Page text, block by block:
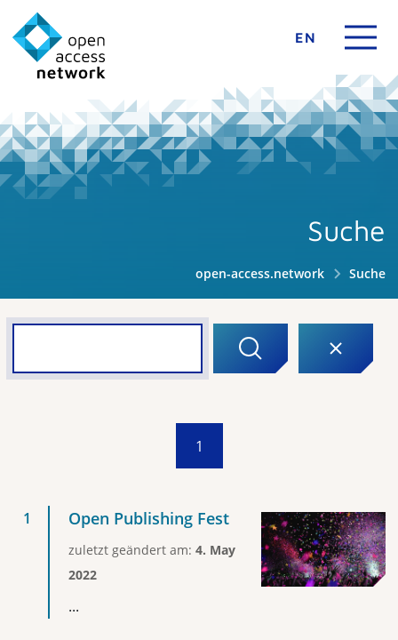
EN
Suche
open-access.network Suche
1
Open Publishing Fest
zuletzt geändert am: 4. May
2022
...